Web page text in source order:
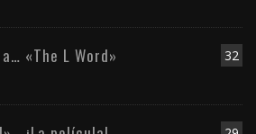
32
«The L Word»